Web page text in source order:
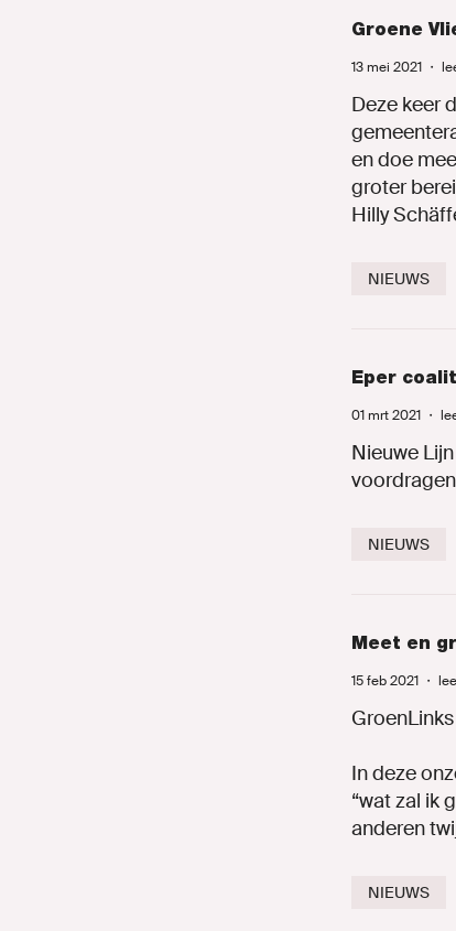
Groene
13 mei 2021 ・
Deze keer
en doe
groter
Hilly
NIEUWS
Eper
01 mrt 2021 ・
Nieuwe
NIEUWS
Meet en
15 feb 2021 ・
In deze
“wat zal ik
anderen
NIEUWS